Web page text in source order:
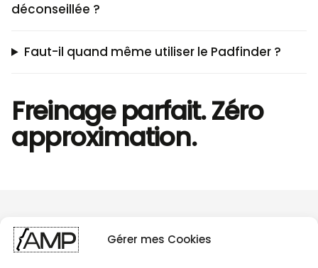
Gérer mes Cookies
déconseillée ?
Faut-il quand même utiliser le Padfinder ?
Freinage parfait. Zéro
approximation.